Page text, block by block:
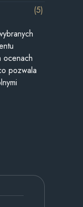
(5)
ocenach
pozwala